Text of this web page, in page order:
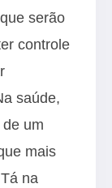
serão
controle
saúde,
um
mais
na